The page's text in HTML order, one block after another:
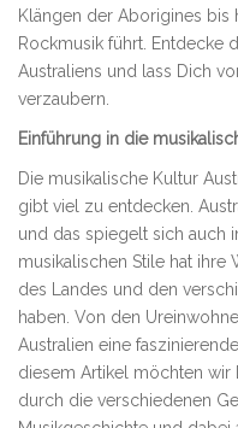
Klängen der Aborigines
Rockmusik führt. Entdecke
Australiens und lass Dich
verzaubern.
Einführung in die
Die musikalische Kultur
gibt viel zu entdecken.
und das spiegelt sich auch
musikalischen Stile hat
des Landes und den
haben. Von den
Australien eine
diesem Artikel möchten wir
durch die verschiedenen